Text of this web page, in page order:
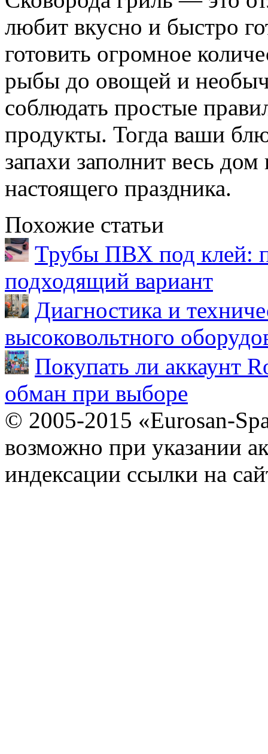
любит вкусно и быстро
готовить огромное
рыбы до овощей и
соблюдать простые
продукты. Тогда ваши
запахи заполнит весь
настоящего праздника.
Похожие статьи
Трубы ПВХ под клей:
подходящий вариант
Диагностика и
высоковольтного
Покупать ли аккаунт
обман при выборе
© 2005-2015 «Eurosan-
возможно при указании
индексации ссылки на